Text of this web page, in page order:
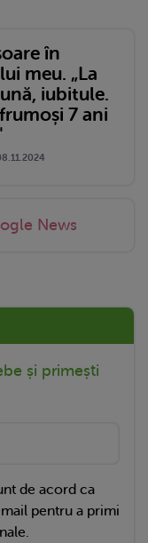
în
meu. „La
iubitule.
7 ani
News
și primești
de acord ca
pentru a primi